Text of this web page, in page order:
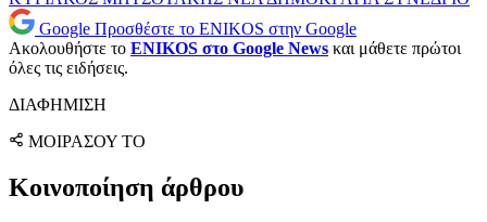
Google Προσθέστε το ENIKOS στην Google
Ακολουθήστε το ENIKOS στο Google News και μάθετε πρώτοι
όλες τις ειδήσεις.
ΔΙΑΦΗΜΙΣΗ
ΜΟΙΡΑΣΟΥ ΤΟ
Κοινοποίηση άρθρου